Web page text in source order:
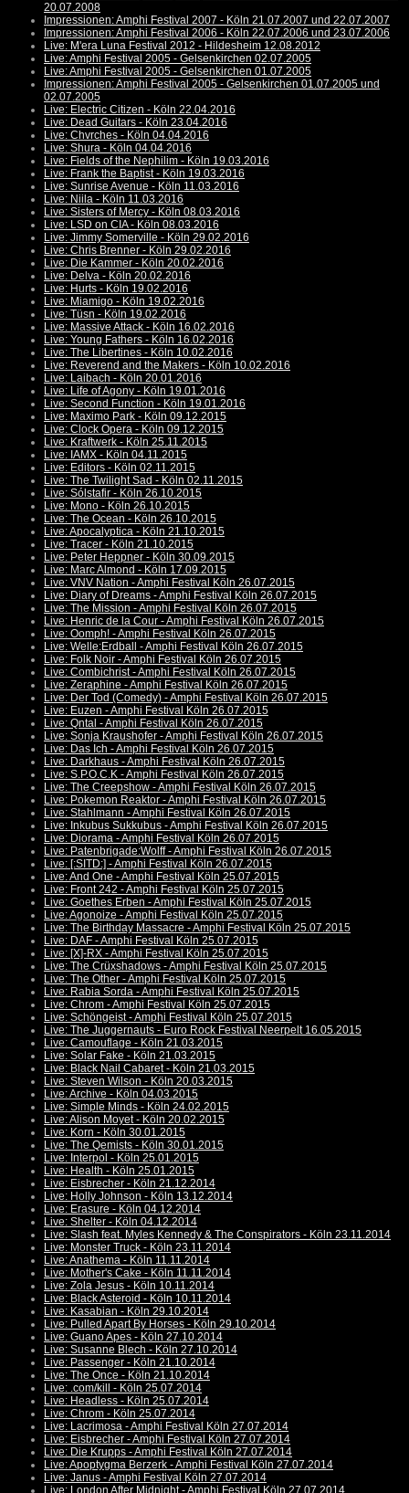
20.07.2008
Impressionen: Amphi Festival 2007 - Köln 21.07.2007 und 22.07.2007
Impressionen: Amphi Festival 2006 - Köln 22.07.2006 und 23.07.2006
Live: M'era Luna Festival 2012 - Hildesheim 12.08.2012
Live: Amphi Festival 2005 - Gelsenkirchen 02.07.2005
Live: Amphi Festival 2005 - Gelsenkirchen 01.07.2005
Impressionen: Amphi Festival 2005 - Gelsenkirchen 01.07.2005 und
02.07.2005
Live: Electric Citizen - Köln 22.04.2016
Live: Dead Guitars - Köln 23.04.2016
Live: Chvrches - Köln 04.04.2016
Live: Shura - Köln 04.04.2016
Live: Fields of the Nephilim - Köln 19.03.2016
Live: Frank the Baptist - Köln 19.03.2016
Live: Sunrise Avenue - Köln 11.03.2016
Live: Niila - Köln 11.03.2016
Live: Sisters of Mercy - Köln 08.03.2016
Live: LSD on CIA - Köln 08.03.2016
Live: Jimmy Somerville - Köln 29.02.2016
Live: Chris Brenner - Köln 29.02.2016
Live: Die Kammer - Köln 20.02.2016
Live: Delva - Köln 20.02.2016
Live: Hurts - Köln 19.02.2016
Live: Miamigo - Köln 19.02.2016
Live: Tüsn - Köln 19.02.2016
Live: Massive Attack - Köln 16.02.2016
Live: Young Fathers - Köln 16.02.2016
Live: The Libertines - Köln 10.02.2016
Live: Reverend and the Makers - Köln 10.02.2016
Live: Laibach - Köln 20.01.2016
Live: Life of Agony - Köln 19.01.2016
Live: Second Function - Köln 19.01.2016
Live: Maximo Park - Köln 09.12.2015
Live: Clock Opera - Köln 09.12.2015
Live: Kraftwerk - Köln 25.11.2015
Live: IAMX - Köln 04.11.2015
Live: Editors - Köln 02.11.2015
Live: The Twilight Sad - Köln 02.11.2015
Live: Sólstafir - Köln 26.10.2015
Live: Mono - Köln 26.10.2015
Live: The Ocean - Köln 26.10.2015
Live: Apocalyptica - Köln 21.10.2015
Live: Tracer - Köln 21.10.2015
Live: Peter Heppner - Köln 30.09.2015
Live: Marc Almond - Köln 17.09.2015
Live: VNV Nation - Amphi Festival Köln 26.07.2015
Live: Diary of Dreams - Amphi Festival Köln 26.07.2015
Live: The Mission - Amphi Festival Köln 26.07.2015
Live: Henric de la Cour - Amphi Festival Köln 26.07.2015
Live: Oomph! - Amphi Festival Köln 26.07.2015
Live: Welle:Erdball - Amphi Festival Köln 26.07.2015
Live: Folk Noir - Amphi Festival Köln 26.07.2015
Live: Combichrist - Amphi Festival Köln 26.07.2015
Live: Zeraphine - Amphi Festival Köln 26.07.2015
Live: Der Tod (Comedy) - Amphi Festival Köln 26.07.2015
Live: Euzen - Amphi Festival Köln 26.07.2015
Live: Qntal - Amphi Festival Köln 26.07.2015
Live: Sonja Kraushofer - Amphi Festival Köln 26.07.2015
Live: Das Ich - Amphi Festival Köln 26.07.2015
Live: Darkhaus - Amphi Festival Köln 26.07.2015
Live: S.P.O.C.K - Amphi Festival Köln 26.07.2015
Live: The Creepshow - Amphi Festival Köln 26.07.2015
Live: Pokemon Reaktor - Amphi Festival Köln 26.07.2015
Live: Stahlmann - Amphi Festival Köln 26.07.2015
Live: Inkubus Sukkubus - Amphi Festival Köln 26.07.2015
Live: Diorama - Amphi Festival Köln 26.07.2015
Live: Patenbrigade:Wolff - Amphi Festival Köln 26.07.2015
Live: [:SITD:] - Amphi Festival Köln 26.07.2015
Live: And One - Amphi Festival Köln 25.07.2015
Live: Front 242 - Amphi Festival Köln 25.07.2015
Live: Goethes Erben - Amphi Festival Köln 25.07.2015
Live: Agonoize - Amphi Festival Köln 25.07.2015
Live: The Birthday Massacre - Amphi Festival Köln 25.07.2015
Live: DAF - Amphi Festival Köln 25.07.2015
Live: [X]-RX - Amphi Festival Köln 25.07.2015
Live: The Crüxshadows - Amphi Festival Köln 25.07.2015
Live: The Other - Amphi Festival Köln 25.07.2015
Live: Rabia Sorda - Amphi Festival Köln 25.07.2015
Live: Chrom - Amphi Festival Köln 25.07.2015
Live: Schöngeist - Amphi Festival Köln 25.07.2015
Live: The Juggernauts - Euro Rock Festival Neerpelt 16.05.2015
Live: Camouflage - Köln 21.03.2015
Live: Solar Fake - Köln 21.03.2015
Live: Black Nail Cabaret - Köln 21.03.2015
Live: Steven Wilson - Köln 20.03.2015
Live: Archive - Köln 04.03.2015
Live: Simple Minds - Köln 24.02.2015
Live: Alison Moyet - Köln 20.02.2015
Live: Korn - Köln 30.01.2015
Live: The Qemists - Köln 30.01.2015
Live: Interpol - Köln 25.01.2015
Live: Health - Köln 25.01.2015
Live: Eisbrecher - Köln 21.12.2014
Live: Holly Johnson - Köln 13.12.2014
Live: Erasure - Köln 04.12.2014
Live: Shelter - Köln 04.12.2014
Live: Slash feat. Myles Kennedy & The Conspirators - Köln 23.11.2014
Live: Monster Truck - Köln 23.11.2014
Live: Anathema - Köln 11.11.2014
Live: Mother's Cake - Köln 11.11.2014
Live: Zola Jesus - Köln 10.11.2014
Live: Black Asteroid - Köln 10.11.2014
Live: Kasabian - Köln 29.10.2014
Live: Pulled Apart By Horses - Köln 29.10.2014
Live: Guano Apes - Köln 27.10.2014
Live: Susanne Blech - Köln 27.10.2014
Live: Passenger - Köln 21.10.2014
Live: The Once - Köln 21.10.2014
Live: .com/kill - Köln 25.07.2014
Live: Headless - Köln 25.07.2014
Live: Chrom - Köln 25.07.2014
Live: Lacrimosa - Amphi Festival Köln 27.07.2014
Live: Eisbrecher - Amphi Festival Köln 27.07.2014
Live: Die Krupps - Amphi Festival Köln 27.07.2014
Live: Apoptygma Berzerk - Amphi Festival Köln 27.07.2014
Live: Janus - Amphi Festival Köln 27.07.2014